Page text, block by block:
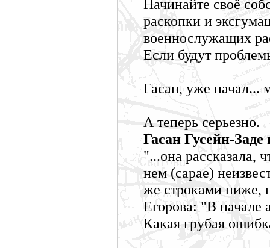
Начинайте своё
раскопки и
военнослужащих
Если будут
Гасан, уже начал...
А теперь серьезно.
Гасан Гусейн-Заде
"...она рассказала,
нем (сарае)
же строками ниже,
Егорова: "В начале
Какая грубая